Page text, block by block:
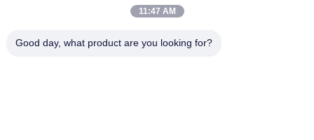
Adres
11:47 AM
Good day, what product are you looking for?